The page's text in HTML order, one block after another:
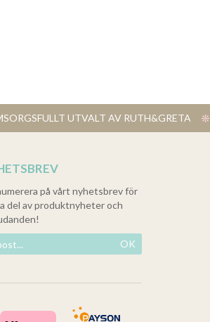
UTVALT AV RUTH&GRETA
på vårt nyhetsbrev för
del av produktnyheter och
OK